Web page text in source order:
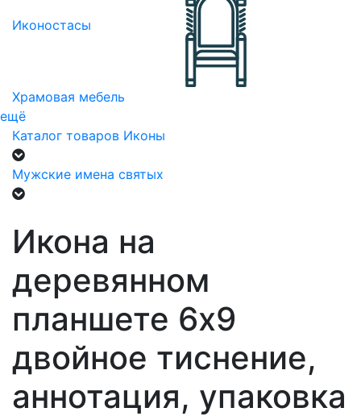
Иконостасы
Храмовая мебель
ещё
Каталог товаров Иконы
Мужские имена святых
Икона на
деревянном
планшете 6х9
двойное тиснение,
аннотация, упаковка